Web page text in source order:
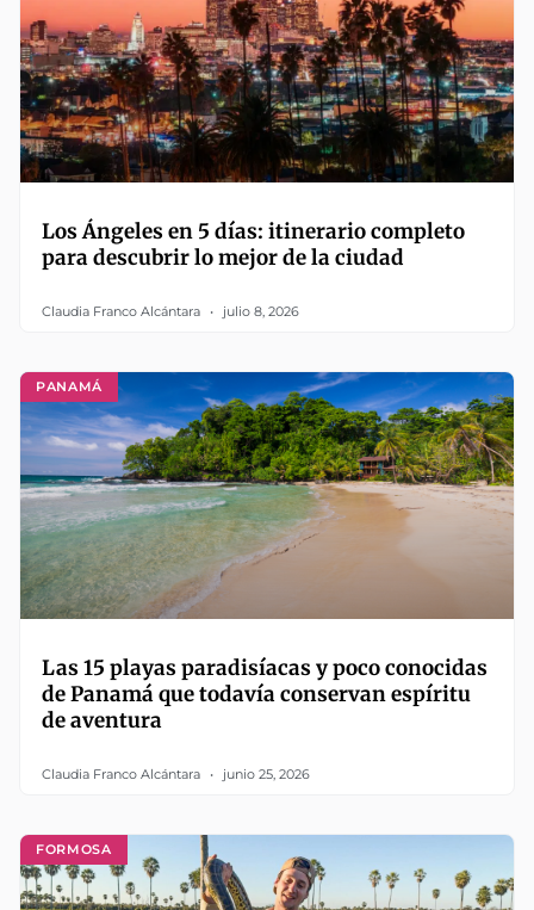
Los Ángeles en 5 días: itinerario completo
para descubrir lo mejor de la ciudad
Claudia Franco Alcántara julio 8, 2026
PANAMÁ
Las 15 playas paradisíacas y poco conocidas
de Panamá que todavía conservan espíritu
de aventura
Claudia Franco Alcántara junio 25, 2026
FORMOSA